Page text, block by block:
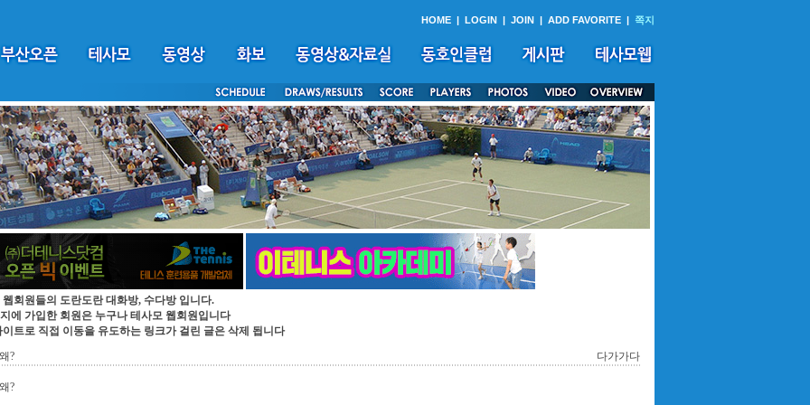
HOME | LOGIN | JOIN | ADD FAVORITE | 쪽지
회원들의 도란도란 대화방, 수다방 입니다.
에 가입한 회원은 누구나 테사모 웹회원입니다
트로 직접 이동을 유도하는 링크가 걸린 글은 삭제 됩니다
?
다가가다
?